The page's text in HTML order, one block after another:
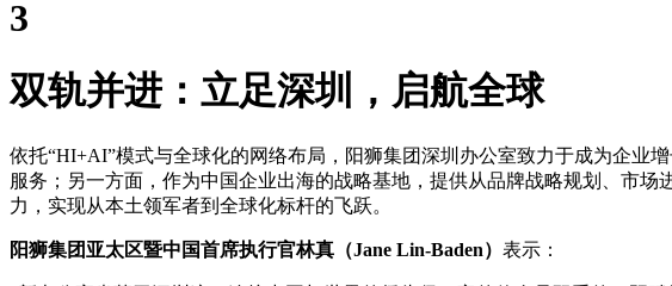
3
双轨并进：立足深圳，启航全球
依托“HI+AI”模式与全球化的网络布局，阳狮集团深圳办公室致力于成为企
服务；另一方面，作为中国企业出海的战略基地，提供从品牌战略规划、市
力，实现从本土领军者到全球化标杆的飞跃。
阳狮集团亚太区暨中国首席执行官林真（Jane Lin-Baden） 表示：